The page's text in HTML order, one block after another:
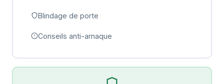
Blindage de porte
Conseils anti-arnaque